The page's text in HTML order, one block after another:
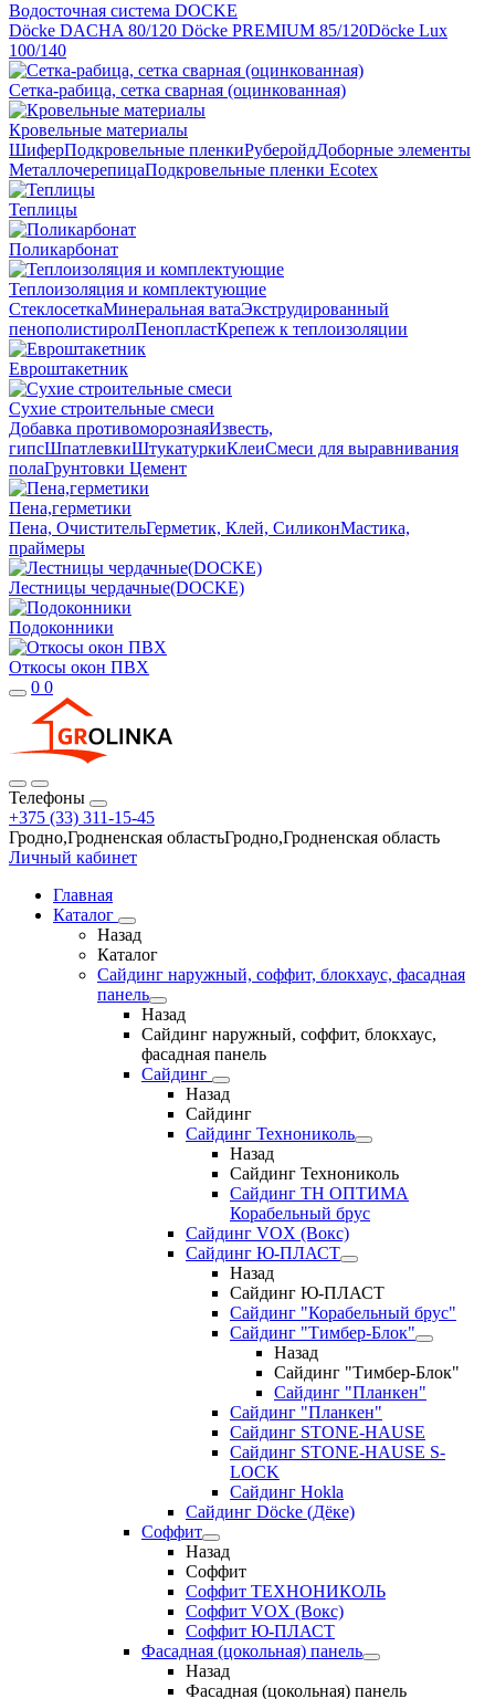
Водосточная система DOCKE
Döсkе DACHA 80/120 Döcke PREMIUM 85/120Döсkе Luх
100/140
Сетка-рабица, сетка сварная (оцинкованная)
Кровельные материалы
ШиферПодкровельные пленкиРуберойдДоборные элементы
МеталлочерепицаПодкровельные пленки Ecotex
Теплицы
Поликарбонат
Теплоизоляция и комплектующие
СтеклосеткаМинеральная ватаЭкструдированный
пенополистиролПенопластКрепеж к теплоизоляции
Евроштакетник
Сухие строительные смеси
Добавка противоморознаяИзвесть,
гипсШпатлевкиШтукатуркиКлеиСмеси для выравнивания
полаГрунтовки Цемент
Пена,герметики
Пена, ОчистительГерметик, Клей, СиликонМастика,
праймеры
Лестницы чердачные(DOCKE)
Подоконники
Откосы окон ПВХ
0 0
Телефоны
+375 (33) 311-15-45
Гродно,Гродненская областьГродно,Гродненская область
Личный кабинет
Главная
Каталог
Назад
Каталог
Сайдинг наружный, соффит, блокхаус, фасадная
панель
Назад
Сайдинг наружный, соффит, блокхаус,
фасадная панель
Сайдинг
Назад
Сайдинг
Сайдинг Технониколь
Назад
Сайдинг Технониколь
Сайдинг ТН ОПТИМА
Корабельный брус
Сайдинг VOX (Вокс)
Сайдинг Ю-ПЛАСТ
Назад
Сайдинг Ю-ПЛАСТ
Сайдинг "Корабельный брус"
Сайдинг "Тимбер-Блок"
Назад
Сайдинг "Тимбер-Блок"
Сайдинг "Планкен"
Сайдинг "Планкен"
Сайдинг STONE-HAUSE
Сайдинг STONE-HAUSE S-
LOCK
Сайдинг Hokla
Сайдинг Döcke (Дёке)
Соффит
Назад
Соффит
Соффит ТЕХНОНИКОЛЬ
Соффит VOX (Вокс)
Соффит Ю-ПЛАСТ
Фасадная (цокольная) панель
Назад
Фасадная (цокольная) панель